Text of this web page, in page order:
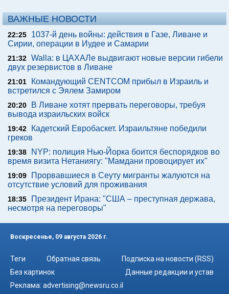
ВАЖНЫЕ НОВОСТИ
22:25
1037-й день войны: действия в Газе, Ливане и
Сирии, операции в Иудее и Самарии
21:32 Walla: в ЦАХАЛе выдвигают новые версии гибели
двух резервистов в Ливане
21:01
Командующий CENTCOM прибыл в Израиль и
встретился с Эялем Замиром
20:20
В Ливане хотят прервать переговоры, требуя
вывода израильских войск
19:42
Кадетский Евробаскет. Израильтяне победили
греков
19:38
NYP: полиция Нью-Йорка боится беспорядков во
время визита Нетаниягу: "Мамдани провоцирует их"
19:09
Прорвавшиеся в Сеуту мигранты жалуются на
отсутствие условий для проживания
18:35
Президент Ирана: "США – преступная держава,
несмотря на переговоры"
Воскресенье, 09 августа 2026 г.
Теги Обратная связь
Подписка на новости (RSS)
Без картинок
Данные редакции и устав
Реклама: advertising@newsru.co.il